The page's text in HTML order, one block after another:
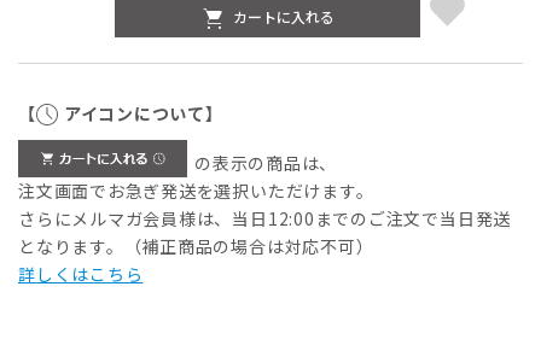
カートに入れる
【 アイコンについて】
の表示の商品は、
注文画面でお急ぎ発送を選択いただけます。
さらにメルマガ会員様は、当日12:00までのご注文で当日発送
となります。（補正商品の場合は対応不可）
詳しくはこちら